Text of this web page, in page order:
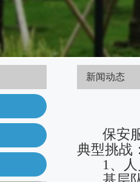
新闻动态
保安服
典型挑战
1、人